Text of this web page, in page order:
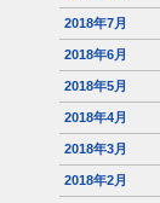
2018年7月
2018年6月
2018年5月
2018年4月
2018年3月
2018年2月